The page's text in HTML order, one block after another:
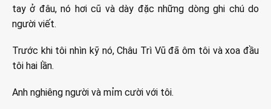
tay ở đâu, nó hơi cũ và dày đặc những dòng ghi chú do
người viết.
Trước khi tôi nhìn kỹ nó, Châu Trì Vũ đã ôm tôi và xoa đầu
tôi hai lần.
Anh nghiêng người và mỉm cười với tôi.